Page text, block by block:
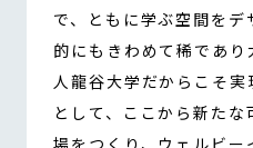
で、ともに学ぶ空間を
的にもきわめて稀であ
人龍谷大学だからこそ実
として、ここから新た
場をつくり、ウェルビ